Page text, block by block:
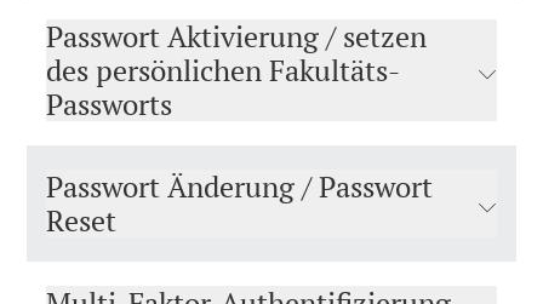
Passwort Aktivierung / setzen
des persönlichen Fakultäts-
Passworts
Passwort Änderung / Passwort
Reset